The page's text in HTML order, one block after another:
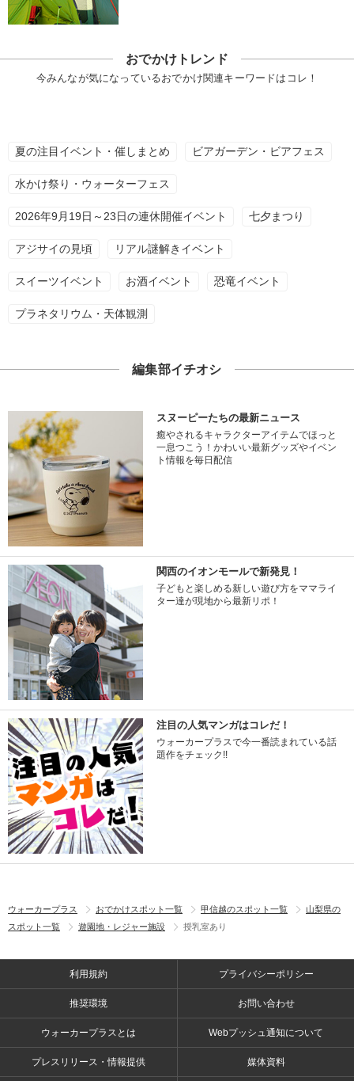
おでかけトレンド
今みんなが気になっているおでかけ関連キーワードはコレ！
夏の注目イベント・催しまとめ ビアガーデン・ビアフェス
水かけ祭り・ウォーターフェス
2026年9月19日～23日の連休開催イベント 七夕まつり
アジサイの見頃 リアル謎解きイベント
スイーツイベント お酒イベント 恐竜イベント
プラネタリウム・天体観測
編集部イチオシ
スヌーピーたちの最新ニュース
癒やされるキャラクターアイテムでほっと
一息つこう！かわいい最新グッズやイベン
ト情報を毎日配信
関西のイオンモールで新発見！
子どもと楽しめる新しい遊び方をママライ
ター達が現地から最新リポ！
注目の人気マンガはコレだ！
ウォーカープラスで今一番読まれている話
題作をチェック!!
ウォーカープラス おでかけスポット一覧 甲信越のスポット一覧
山梨県の
スポット一覧
遊園地・レジャー施設 授乳室あり
利用規約 プライバシーポリシー
推奨環境 お問い合わせ
ウォーカープラスとは Webプッシュ通知について
プレスリリース・情報提供 媒体資料